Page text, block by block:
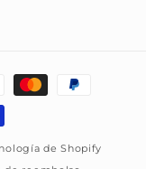
de Shopify